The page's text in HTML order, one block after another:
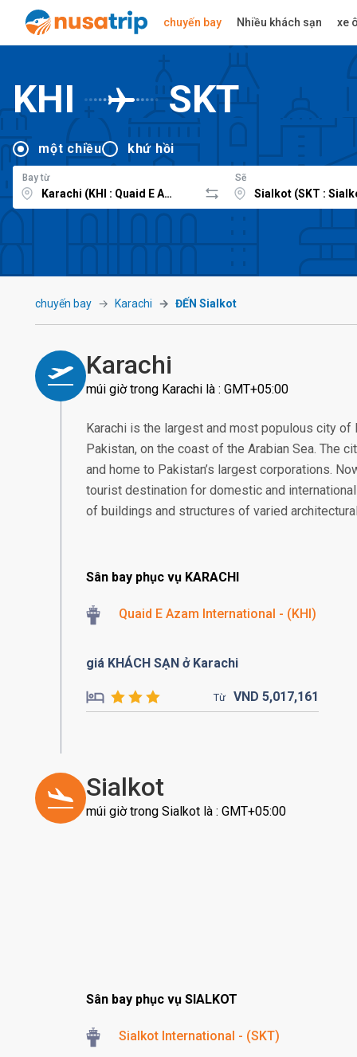
chuyến bay Nhiều khách sạn xe
KHI SKT
một chiều khứ hồi
Bay từ Sẽ
chuyến bay Karachi ĐẾN Sialkot
Karachi
múi giờ trong Karachi là : GMT+05:00
Karachi is the largest and most populous city
Pakistan, on the coast of the Arabian Sea. The
and home to Pakistan’s largest corporations.
tourist destination for domestic and
of buildings and structures of varied
Sân bay phục vụ KARACHI
Quaid E Azam International - (KHI)
giá KHÁCH SẠN ở Karachi
Từ VND 5,017,161
Sialkot
múi giờ trong Sialkot là : GMT+05:00
Sân bay phục vụ SIALKOT
Sialkot International - (SKT)